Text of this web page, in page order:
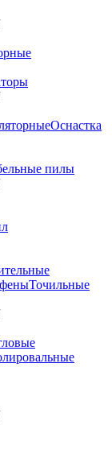
Оснастка
пилы
Точильные